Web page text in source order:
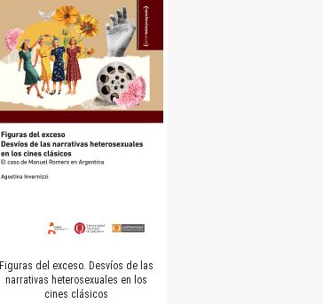
Ediciones especiales
Géneros
Horizontes en las artes
La ideología argentina y latinoamericana
Las ciudades y las ideas
Serie Clásicos latinoamericanos
Medios&redes
Nuevos enfoques en ciencia y tecnología
Serie digital
Territorio y acumulación: conflictividades y alternativas
Figuras del exceso. Desvíos de las
narrativas heterosexuales en los
cines clásicos